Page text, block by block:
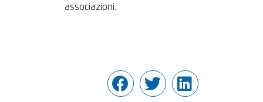
associazioni.